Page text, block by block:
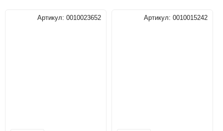
Артикул: 0010023652 Артикул: 0010015242